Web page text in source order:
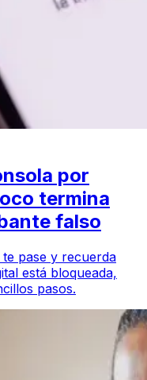
por
termina
falso
pase y recuerda
está bloqueada,
pasos.